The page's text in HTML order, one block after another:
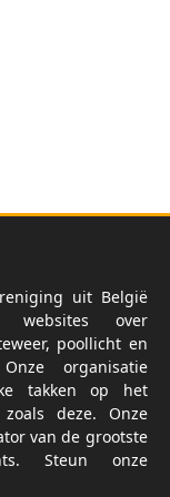
uit België
over
poollicht en
organisatie
takken op het
deze. Onze
van de grootste
Steun onze